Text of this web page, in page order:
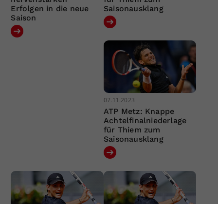
Erfolgen in die neue
Saison
Saisonausklang
07.11.2023
ATP Metz: Knappe
Achtelfinalniederlage
für Thiem zum
Saisonausklang